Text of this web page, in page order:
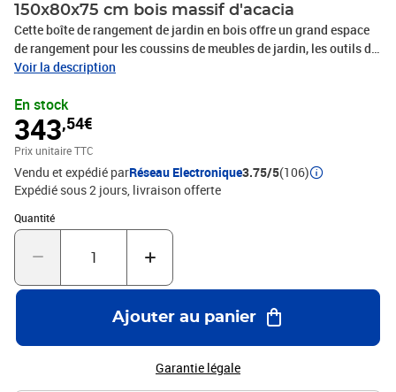
150x80x75 cm bois massif d'acacia
Cette boîte de rangement de jardin en bois offre un grand espace
de rangement pour les coussins de meubles de jardin, les outils de
jardinage et tout ce que vous aimez garder à portée de main dans
l'intérieur. Bois d'acacia massif : la boîte de rangement en bois est
fabriquée en bois d'acacia massif. Le bois d'acacia massif est un
matériau naturel magnifique, dense, robuste et durable.Grand
espace de rangement : l'espace de rangement facilite
l'organisation des articles. Il convient au rangement de vos
coussins, oreillers, couvertures et autres objets.Sac résistant à
l'eau : le sac résistant à l'eau protège vos articles de l'humidité. Bon
à savoir :Pour que vos meubles d'extérieur restent beaux, nous
vous recommandons de les protéger avec une housse
l'huileMatériau du sac intérieur : PE (polyéthylène)Dimensions
totales : 150 x 80 x 75 cm (l x P x H)Dimensions intérieures : 141 x
72 x 62 cm (l x P x H)Assemblage requis : oui
Voir la description
En stock
343,54€
Prix unitaire TTC
Vendu et expédié parRéseau Electronique3.75/5(106)
Expédié sous 2 jours livraison offerte
Quantité
Quantité : 1
Ajouter au panier
Garantie légale